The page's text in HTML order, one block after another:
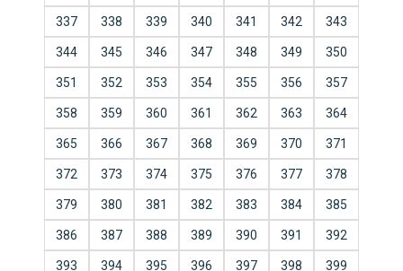
337 338 339 340 341 342 343
344 345 346 347 348 349 350
351 352 353 354 355 356 357
358 359 360 361 362 363 364
365 366 367 368 369 370 371
372 373 374 375 376 377 378
379 380 381 382 383 384 385
386 387 388 389 390 391 392
393 394 395 396 397 398 399